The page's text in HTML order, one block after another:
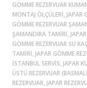
GÖMME REZERVUAR
MONTAJ ÖLÇÜLERI, JAPAR
GÖMME REZERVUAR
ŞAMANDIRA TAMIRI,
GÖMME REZERVUAR SU
TAMIRI, JAPAR GÖMME
ISTANBUL SERVIS, JAPAR
ÜSTÜ REZERVUAR
REZERVUAR, JAPAR